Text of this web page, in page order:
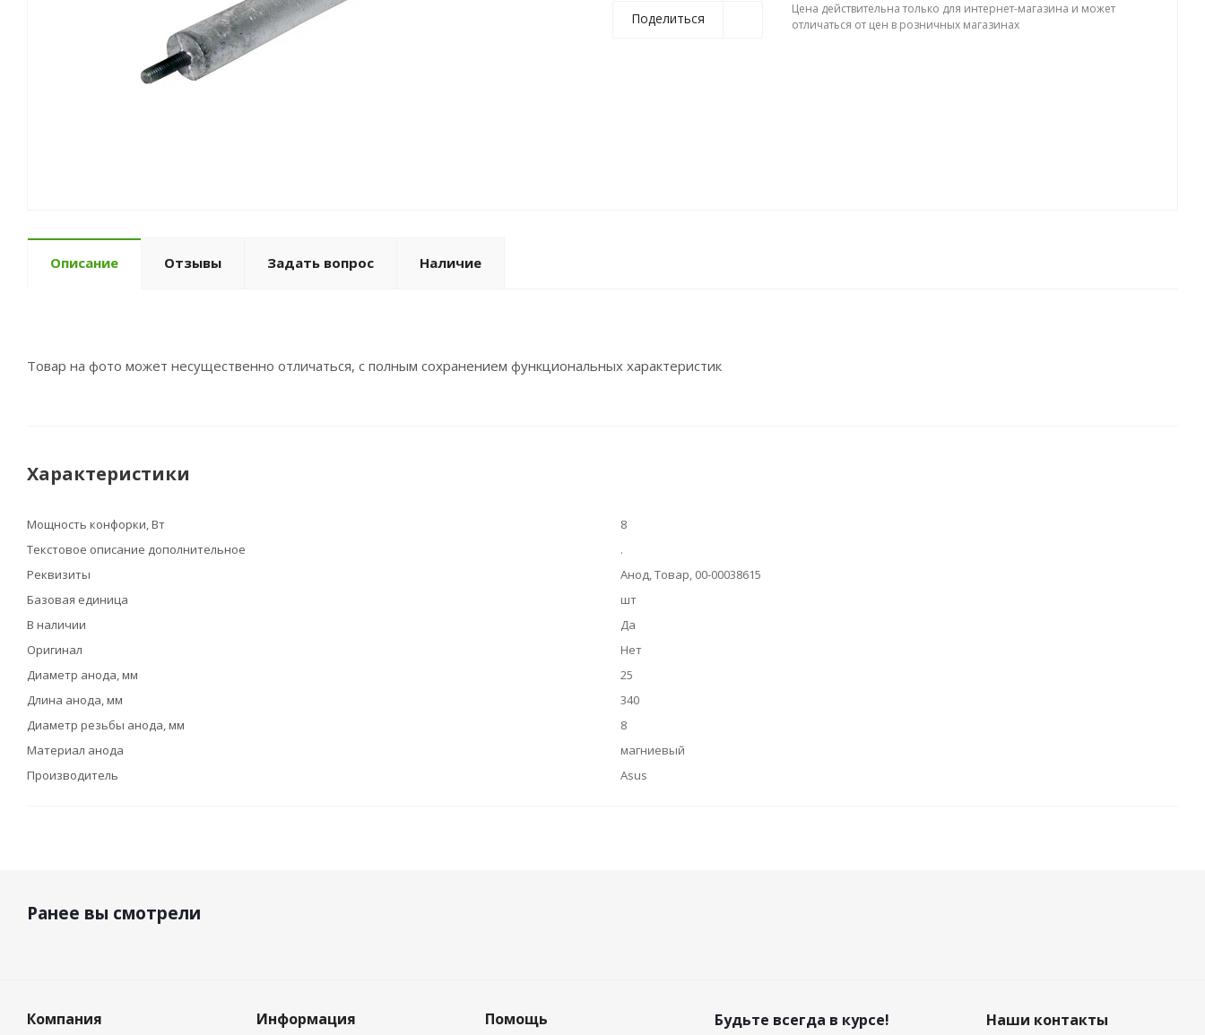
Поделиться
Цена действительна только для интернет-магазина и может
отличаться от цен в розничных магазинах
Описание Отзывы Задать вопрос Наличие
Товар на фото может несущественно отличаться, с полным сохранением функциональных характеристик
Характеристики
Мощность конфорки, Вт
8
Текстовое описание дополнительное
.
Реквизиты
Анод, Товар, 00-00038615
Базовая единица
шт
В наличии
Да
Оригинал
Нет
Диаметр анода, мм
25
Длина анода, мм
340
Диаметр резьбы анода, мм
8
Материал анода
магниевый
Производитель
Asus
Ранее вы смотрели
Компания Информация Помощь Будьте всегда в курсе! Наши контакты